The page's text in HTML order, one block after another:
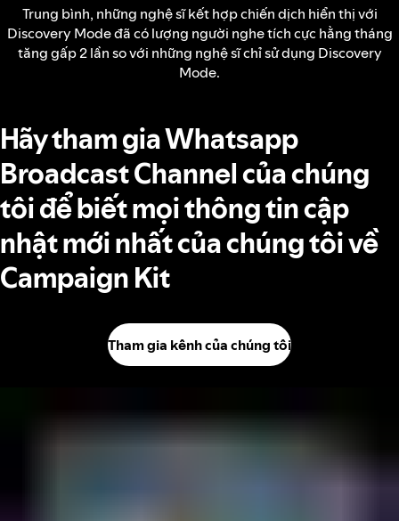
Trung bình, những nghệ sĩ kết hợp chiến dịch hiển thị với
Discovery Mode đã có lượng người nghe tích cực hằng tháng
tăng gấp 2 lần so với những nghệ sĩ chỉ sử dụng Discovery
Mode.
Hãy tham gia Whatsapp
Broadcast Channel của chúng
tôi để biết mọi thông tin cập
nhật mới nhất của chúng tôi về
Campaign Kit
Tham gia kênh của chúng tôi